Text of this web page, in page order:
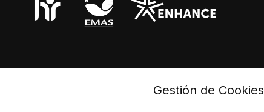
Gestión de Cookies